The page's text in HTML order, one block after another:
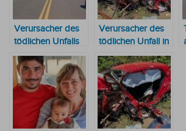
Verursacher des
tödlichen Unfalls
auf der
Intensivstation:
Richterin kann
keine Maßnahmen
verhängen
Verursacher des
tödlichen Unfall in
San Bernardino
kommt in
Untersuchungshaft